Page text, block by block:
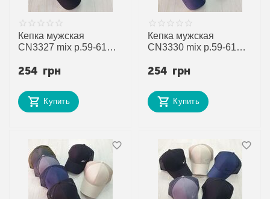
Кепка мужская
CN3327 mix р.59-61
оптом от прямого
254 грн
Купить
Кепка мужская
CN3330 mix р.59-61
оптом от прямого
254 грн
Купить